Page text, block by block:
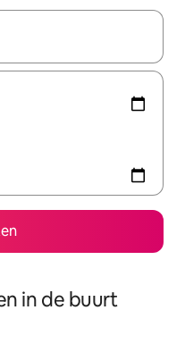
zijn, maak je een keuze
in de buurt